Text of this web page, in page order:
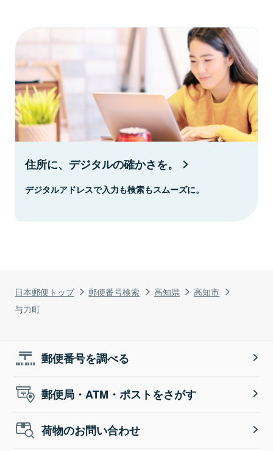
日本郵便トップ 郵便番号検索 高知県
高知市
与力町
住所に、デジタルの確かさを。
デジタルアドレスで入力も検索もスムーズに。
郵便番号を調べる
郵便局・ATM・ポストをさがす
荷物のお問い合わせ